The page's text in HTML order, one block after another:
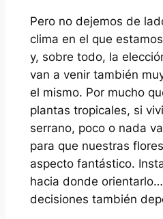
Pero no dejemos de
clima en el que
y, sobre todo, la
van a venir también
el mismo. Por mucho
plantas tropicales, si
serrano, poco o nada
para que nuestras
aspecto fantástico.
hacia donde
decisiones también